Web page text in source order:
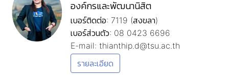
องค์กรและพัฒนานิสิต
เบอร์ติดต่อ: 7119 (สงขลา)
เบอร์ส่วนตัว: 08 0423 6696
E-mail: thianthip.d@tsu.ac.th
รายละเอียด